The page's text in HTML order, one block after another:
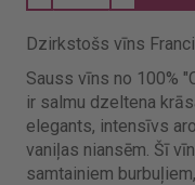
Dzirkstošs vīns
Sauss vīns no 100%
ir salmu dzeltena
elegants, intensīvs
vaniļas niansēm. Šī
samtainiem